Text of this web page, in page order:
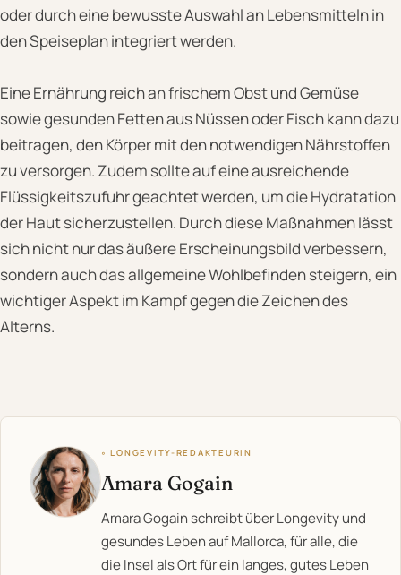
oder durch eine bewusste Auswahl an Lebensmitteln in
den Speiseplan integriert werden.
Eine Ernährung reich an frischem Obst und Gemüse
sowie gesunden Fetten aus Nüssen oder Fisch kann dazu
beitragen, den Körper mit den notwendigen Nährstoffen
zu versorgen. Zudem sollte auf eine ausreichende
Flüssigkeitszufuhr geachtet werden, um die Hydratation
der Haut sicherzustellen. Durch diese Maßnahmen lässt
sich nicht nur das äußere Erscheinungsbild verbessern,
sondern auch das allgemeine Wohlbefinden steigern, ein
wichtiger Aspekt im Kampf gegen die Zeichen des
Alterns.
◦ LONGEVITY-REDAKTEURIN
Amara Gogain
Amara Gogain schreibt über Longevity und
gesundes Leben auf Mallorca, für alle, die
die Insel als Ort für ein langes, gutes Leben